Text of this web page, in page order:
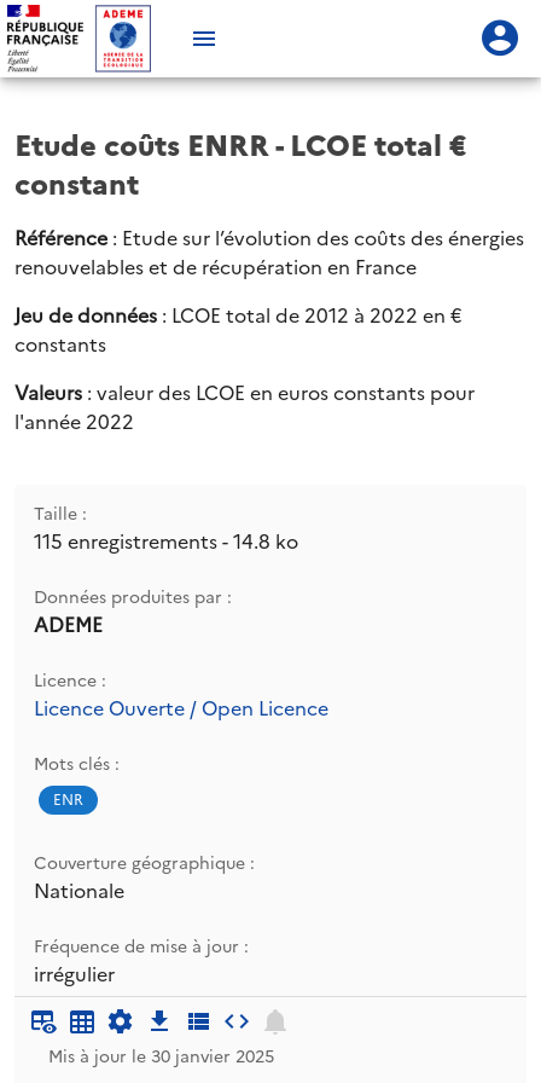
Etude coûts ENRR - LCOE total €
constant
Référence : Etude sur l’évolution des coûts des énergies
renouvelables et de récupération en France
Jeu de données : LCOE total de 2012 à 2022 en €
constants
Valeurs : valeur des LCOE en euros constants pour
l'année 2022
Taille :
115 enregistrements - 14.8 ko
Données produites par :
ADEME
Licence :
Licence Ouverte / Open Licence
Mots clés :
ENR
Couverture géographique :
Nationale
Fréquence de mise à jour :
irrégulier
Mis à jour le 30 janvier 2025